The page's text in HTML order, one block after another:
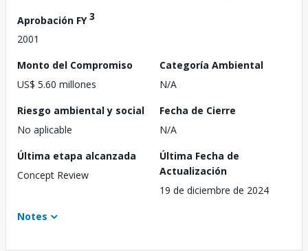
Aprobación FY3
2001
Monto del Compromiso
US$ 5.60 millones
Categoría Ambiental
N/A
Riesgo ambiental y social
No aplicable
Fecha de Cierre
N/A
Última etapa alcanzada
Concept Review
Última Fecha de
Actualización
19 de diciembre de 2024
Notes